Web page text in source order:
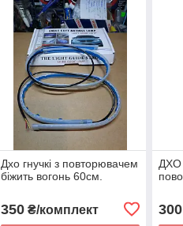
Дхо гнучкі з повторювачем
біжить вогонь 60см.
350₴/комплект
ДХО
300